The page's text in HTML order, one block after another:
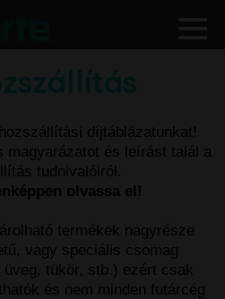
díjtáblázatunkat!
magyarázatot és leírást talál a
tudnivalóiról.
olvassa el!
termékek nagyrésze
vagy speciális csomag
tükör, stb.) ezért csak
és nem minden futárcég